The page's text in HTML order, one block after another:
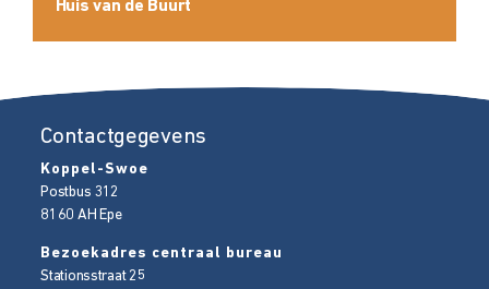
Huis van de Buurt
Contactgegevens
Koppel-Swoe
Postbus 312
8160 AH Epe
Bezoekadres centraal bureau
Stationsstraat 25